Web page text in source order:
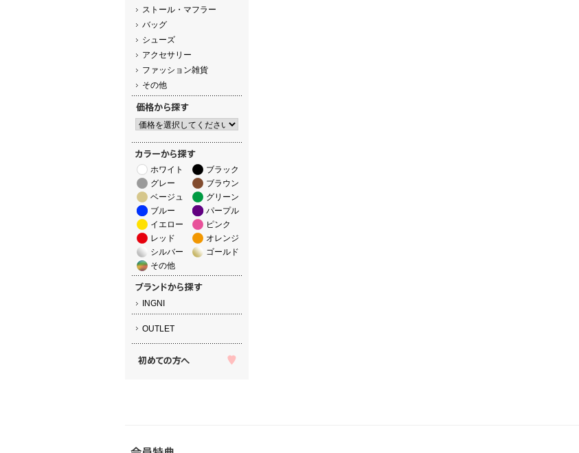
ストール・マフラー
バッグ
シューズ
アクセサリー
ファッション雑貨
その他
ホワイト
ブラック
グレー
ブラウン
ベージュ
グリーン
ブルー
パープル
イエロー
ピンク
レッド
オレンジ
シルバー
ゴールド
その他
INGNI
OUTLET